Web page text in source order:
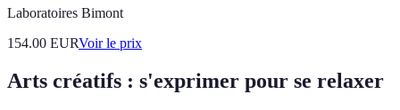
Laboratoires Bimont
154.00 EURVoir le prix
Arts créatifs : s'exprimer pour se relaxer